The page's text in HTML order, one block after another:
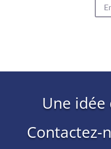
Une idée
Contactez-